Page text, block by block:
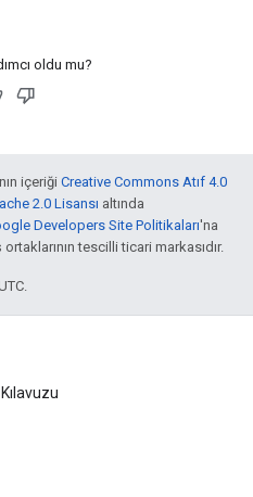
oldu mu?
içeriği Creative Commons Atıf 4.0
2.0 Lisansı altında
Developers Site Politikaları'na
tescilli ticari markasıdır.